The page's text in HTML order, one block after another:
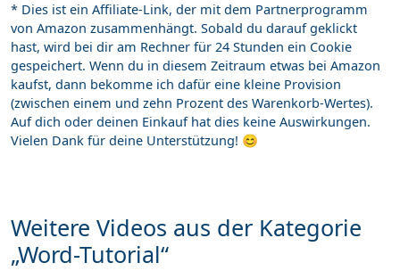
* Dies ist ein Affiliate-Link, der mit dem Partnerprogramm
von Amazon zusammenhängt. Sobald du darauf geklickt
hast, wird bei dir am Rechner für 24 Stunden ein Cookie
gespeichert. Wenn du in diesem Zeitraum etwas bei Amazon
kaufst, dann bekomme ich dafür eine kleine Provision
(zwischen einem und zehn Prozent des Warenkorb-Wertes).
Auf dich oder deinen Einkauf hat dies keine Auswirkungen.
Vielen Dank für deine Unterstützung! 😊
Weitere Videos aus der Kategorie
„Word-Tutorial“